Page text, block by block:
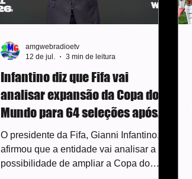
Infantino diz que Fifa vai
analisar expansão da Copa do
Mundo para 64 seleções após
edição de 2026
O presidente da Fifa, Gianni Infantino,
afirmou que a entidade vai analisar a
possibilidade de ampliar a Copa do
amgwebradioetv
12 de jul.
3 min de leitura